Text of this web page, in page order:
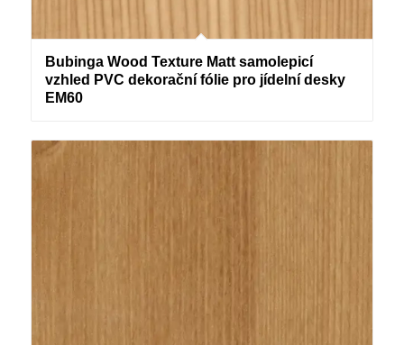
Bubinga Wood Texture Matt samolepicí
vzhled PVC dekorační fólie pro jídelní desky
EM60